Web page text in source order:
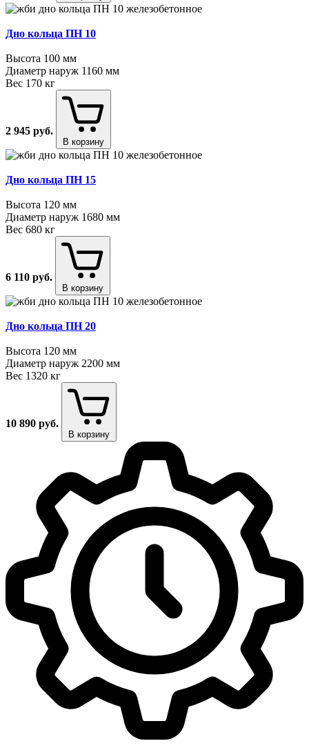
Дно кольца ПН 10
Высота 100 мм
Диаметр наруж 1160 мм
Вес 170 кг
2 945 руб.
В корзину
Дно кольца ПН 15
Высота 120 мм
Диаметр наруж 1680 мм
Вес 680 кг
6 110 руб.
В корзину
Дно кольца ПН 20
Высота 120 мм
Диаметр наруж 2200 мм
Вес 1320 кг
10 890 руб.
В корзину